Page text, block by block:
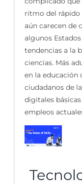
ritmo del
aún carecen de
algunos
tendencias a la
ciencias. Más
en la educación
ciudadanos de
digitales
empleos